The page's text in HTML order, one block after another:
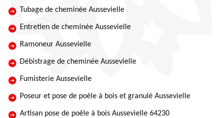
Tubage de cheminée Aussevielle
Entretien de cheminée Aussevielle
Ramoneur Aussevielle
Débistrage de cheminée Aussevielle
Fumisterie Aussevielle
Poseur et pose de poêle à bois et granulé Aussevielle
Artisan pose de poêle à bois Aussevielle 64230